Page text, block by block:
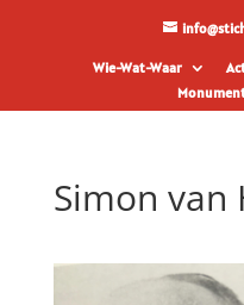
Wie-Wat-Waar
Simon van